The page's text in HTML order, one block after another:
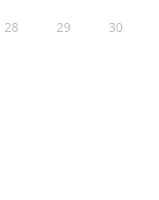
28 29 30